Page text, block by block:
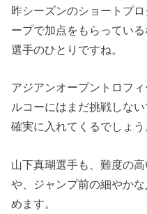
昨シーズンのショートプ
ープで加点をもらってい
選手のひとりですね。
アジアンオープントロフ
ルコーにはまだ挑戦しな
確実に入れてくるでしょう
山下真瑚選手も、難度の
や、ジャンプ前の細やか
めます。